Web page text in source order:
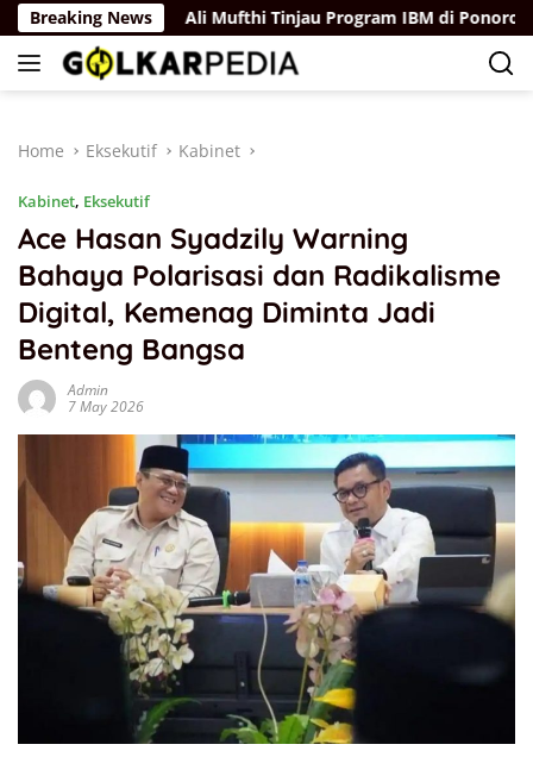
Skip
to
content
Breaking NewsAli Mufthi Tinjau Program IBM di Ponorogo,
Home Eksekutif Kabinet
Kabinet, Eksekutif
Ace Hasan Syadzily Warning
Bahaya Polarisasi dan Radikalisme
Digital, Kemenag Diminta Jadi
Benteng Bangsa
Admin
7 May 2026